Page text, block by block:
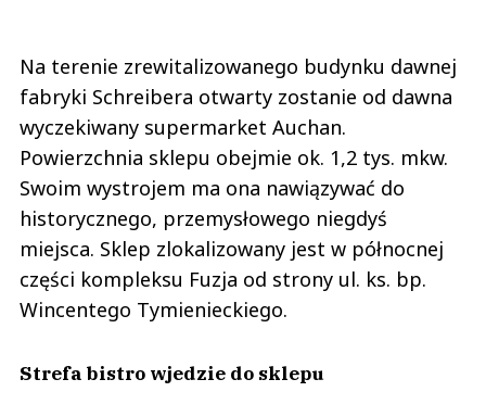
Na terenie zrewitalizowanego budynku dawnej
fabryki Schreibera otwarty zostanie od dawna
wyczekiwany supermarket Auchan.
Powierzchnia sklepu obejmie ok. 1,2 tys. mkw.
Swoim wystrojem ma ona nawiązywać do
historycznego, przemysłowego niegdyś
miejsca. Sklep zlokalizowany jest w północnej
części kompleksu Fuzja od strony ul. ks. bp.
Wincentego Tymienieckiego.
Strefa bistro wjedzie do sklepu